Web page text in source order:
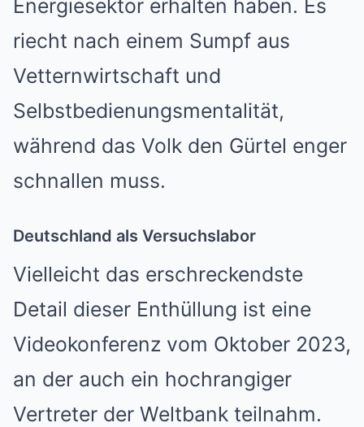
Energiesektor erhalten haben. Es
riecht nach einem Sumpf aus
Vetternwirtschaft und
Selbstbedienungsmentalität,
während das Volk den Gürtel enger
schnallen muss.
Deutschland als Versuchslabor
Vielleicht das erschreckendste
Detail dieser Enthüllung ist eine
Videokonferenz vom Oktober 2023,
an der auch ein hochrangiger
Vertreter der Weltbank teilnahm.